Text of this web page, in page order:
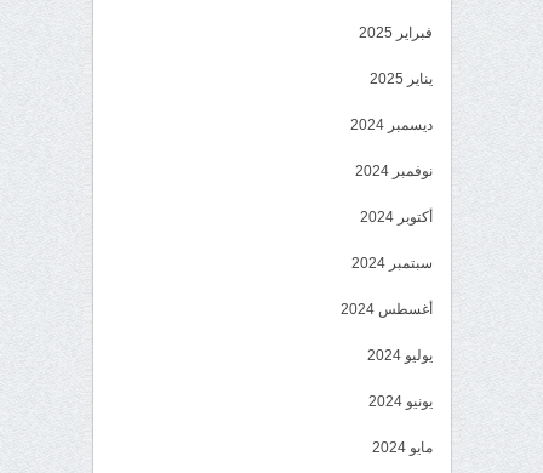
فبراير 2025
يناير 2025
ديسمبر 2024
نوفمبر 2024
أكتوبر 2024
سبتمبر 2024
أغسطس 2024
يوليو 2024
يونيو 2024
مايو 2024